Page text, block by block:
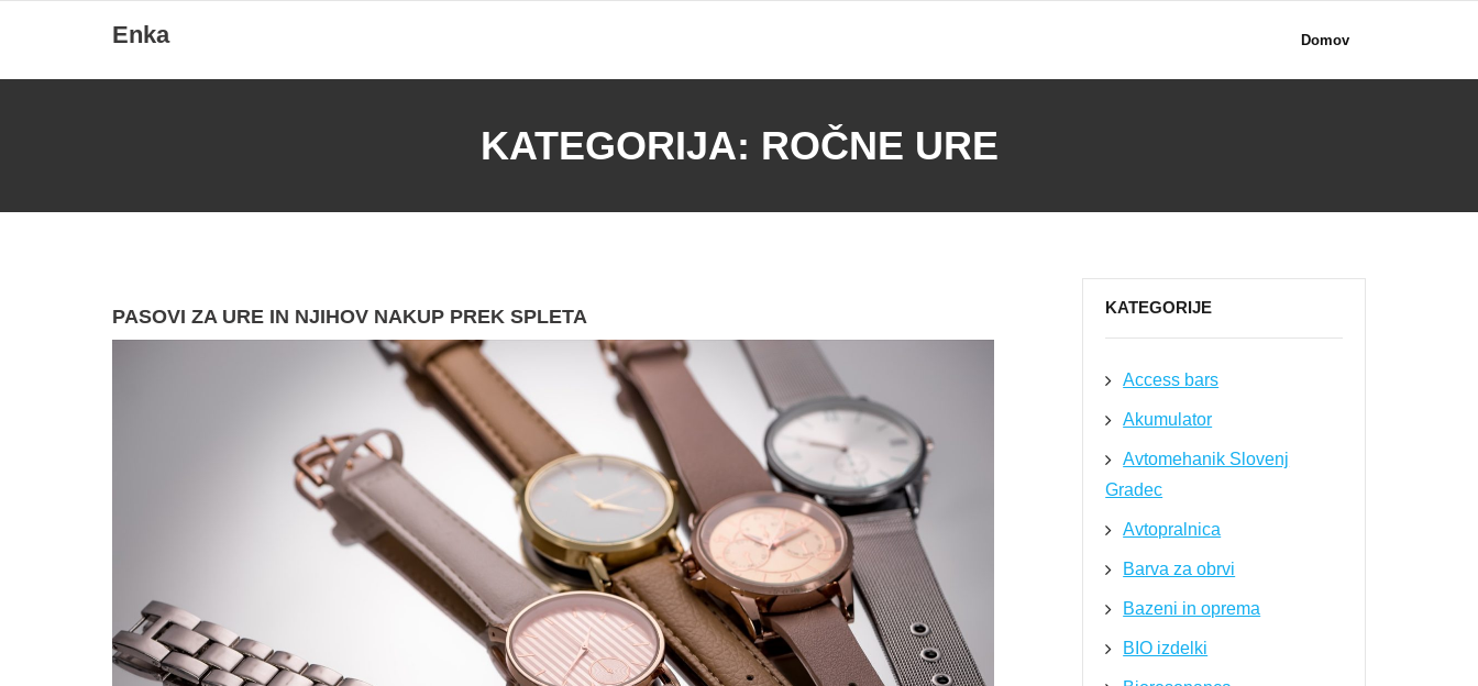
content
Enka Domov
KATEGORIJA: ROČNE URE
PASOVI ZA URE IN NJIHOV NAKUP PREK SPLETA KATEGORIJE
Access bars
Akumulator
Avtomehanik Slovenj
Gradec
Avtopralnica
Barva za obrvi
Bazeni in oprema
BIO izdelki